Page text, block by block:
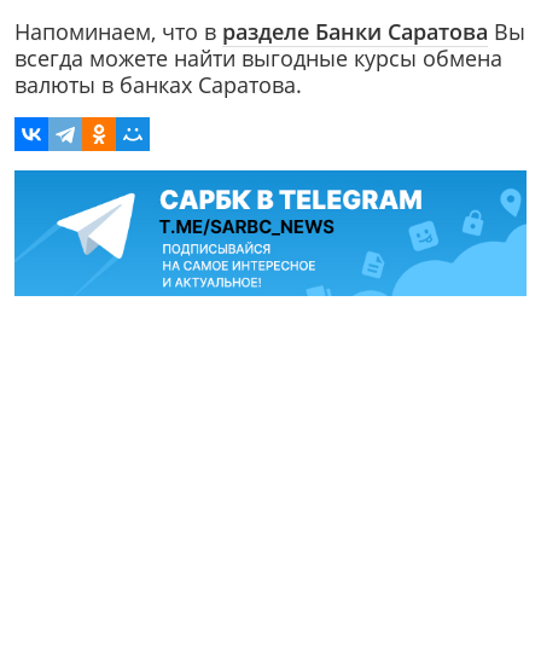
Напоминаем, что в разделе Банки Саратова Вы
всегда можете найти выгодные курсы обмена
валюты в банках Саратова.